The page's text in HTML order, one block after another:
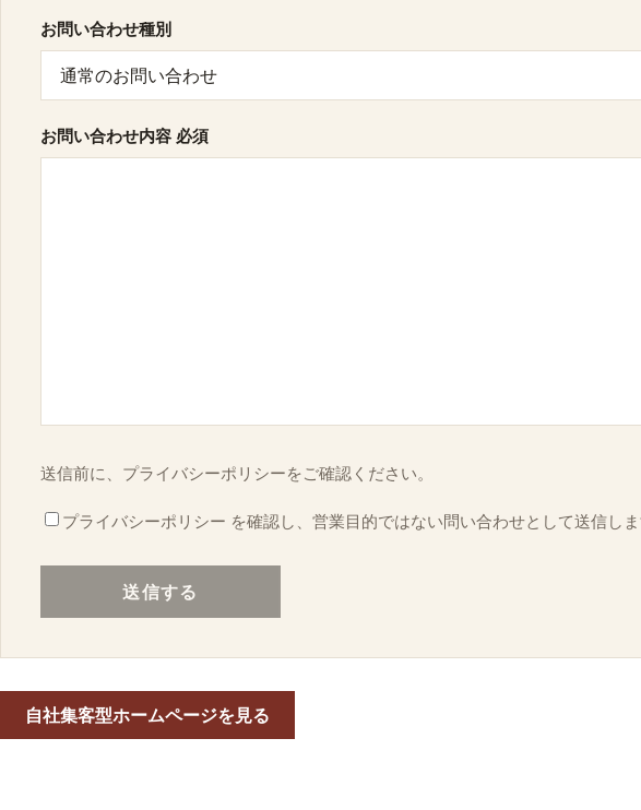
お問い合わせ種別
お問い合わせ内容 必須
送信前に、プライバシーポリシーをご確認ください。
プライバシーポリシー を確認し、営業目的ではない問い合わせとして送信しま
送信する
自社集客型ホームページを見る